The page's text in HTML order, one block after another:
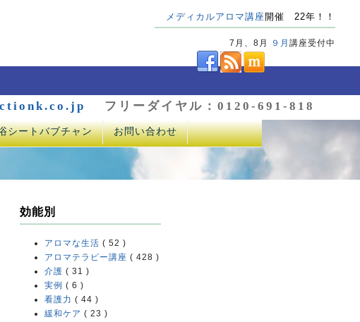
メディカルアロマ講座開催 22年！！
7月、8月 ９月 講座受付中
フリーダイヤル：0120-691-818
シートバブチャン お問い合わせ
効能別
アロマな生活 ( 52 )
アロマテラピー講座 ( 428 )
介護 ( 31 )
実例 ( 6 )
看護力 ( 44 )
緩和ケア ( 23 )